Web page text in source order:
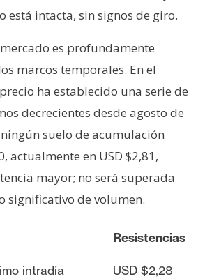
está intacta, sin signos de giro.
es profundamente
marcos temporales. En el
ha establecido una serie de
decrecientes desde agosto de
suelo de acumulación
actualmente en USD $2,81,
mayor; no será superada
significativo de volumen.
Resistencias
intradía
USD $2,28